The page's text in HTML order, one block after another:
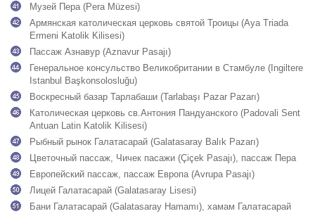
Музей Пера (Pera Müzesi)
Армянская католическая церковь святой Троицы (Aya Triada
Ermeni Katolik Kilisesi)
Пассаж Азнавур (Aznavur Pasajı)
Генеральное консульство Великобритании в Стамбуле (Ingiltere
Istanbul Başkonsolosluğu)
Воскресный базар Тарлабаши (Tarlabaşı Pazar Pazarı)
Католическая церковь св.Антония Пандуанского (Padovali Sent
Antuan Latin Katolik Kilisesi)
Рыбный рынок Галатасарай (Galatasaray Balık Pazarı)
Цветочный пассаж, Чичек пасажи (Çiçek Pasajı), пассаж Пера
Европейский пассаж, пассаж Европа (Avrupa Pasajı)
Лицей Галатасарай (Galatasaray Lisesi)
Бани Галатасарай (Galatasaray Hamamı), хамам Галатасарай